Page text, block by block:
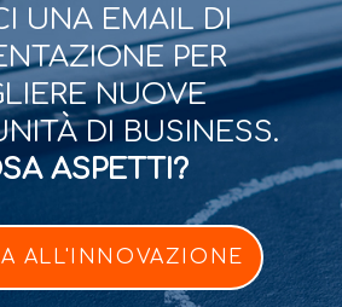
UNA EMAIL DI
PER
NUOVE
DI BUSINESS.
ASPETTI?
ALL'INNOVAZIONE